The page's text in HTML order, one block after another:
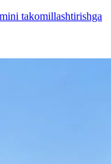
takomillashtirishga